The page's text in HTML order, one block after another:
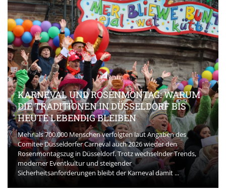
KARNEVAL UND ROSENMONTAG: WARUM
DIE TRADITIONEN IN DÜSSELDORF BIS
HEUTE LEBENDIG BLEIBEN
Mehr als 700.000 Menschen verfolgten laut Angaben des
Comitee Düsseldorfer Carneval auch 2026 wieder den
Rosenmontagszug in Düsseldorf. Trotz wechselnder Trends,
moderner Eventkultur und steigender
Sicherheitsanforderungen bleibt der Karneval damit ...